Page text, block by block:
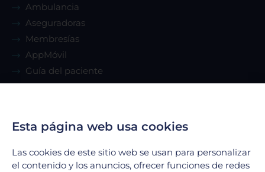
Ambulancia
Aseguradoras
Membresías
AppMóvil
Guía del paciente
Renta de consultorio
Servicios
Urgencias
Laboratorio Clínico
Esta página web usa cookies
Las cookies de este sitio web se usan para personalizar
el contenido y los anuncios, ofrecer funciones de redes